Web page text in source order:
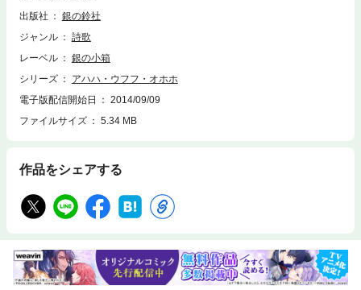
出版社
銀の鈴社
ジャンル
詩歌
レーベル
銀の小箱
シリーズ
アハハ・ウフフ・オホホ
電子版配信開始日
2014/09/09
ファイルサイズ
5.34 MB
作品をシェアする